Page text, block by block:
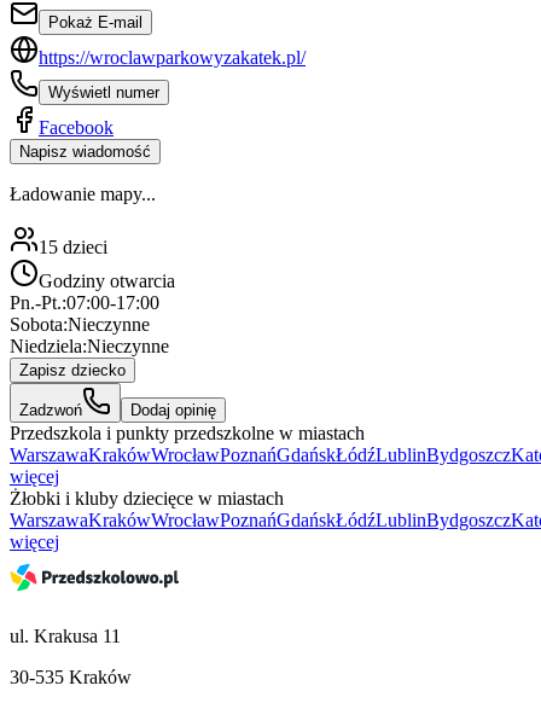
Pokaż E-mail
https://wroclawparkowyzakatek.pl/
Wyświetl numer
Facebook
Napisz wiadomość
Ładowanie mapy...
15 dzieci
Godziny otwarcia
Pn.-Pt.:07:00-17:00
Sobota:Nieczynne
Niedziela:Nieczynne
Zapisz dziecko
Zadzwoń Dodaj opinię
Przedszkola i punkty przedszkolne w miastach
WarszawaKrakówWrocławPoznańGdańskŁódźLublinBydgoszcz
więcej
Żłobki i kluby dziecięce w miastach
WarszawaKrakówWrocławPoznańGdańskŁódźLublinBydgoszcz
więcej
ul. Krakusa 11
30-535 Kraków